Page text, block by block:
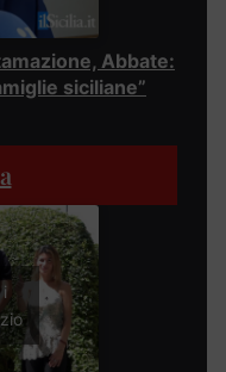
Abbate:
siciliane”